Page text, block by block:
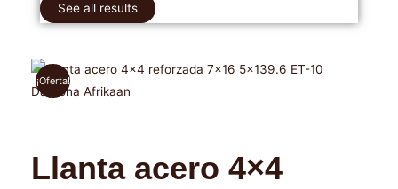
See all results
¡Oferta!
Llanta acero 4×4